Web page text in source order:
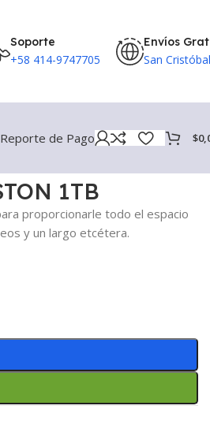
Soporte
+58 414-9747705
Envíos
San Cristóbal
Reporte de Pago $
1TB
proporcionarle todo el espacio
y un largo etcétera.